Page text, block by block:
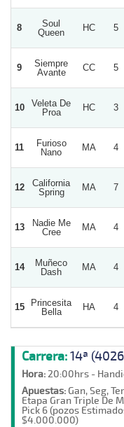
8
Soul
Queen
HC 5
9
Siempre
Avante
CC 5
10
Veleta De
Proa
HC 3
11
Furioso
Nano
MA 4
12
California
Spring
MA 7
13
Nadie Me
Cree
MA 4
14
Muñeco
Dash
MA 4
15
Princesita
Bella
HA 4
Carrera:14ª
Hora:20:00hrs -
Apuestas:Gan, Seg,
Etapa Gran Triple De
Pick 6 (pozos
$4.000.000)